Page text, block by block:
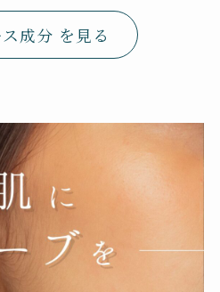
成分 を見る